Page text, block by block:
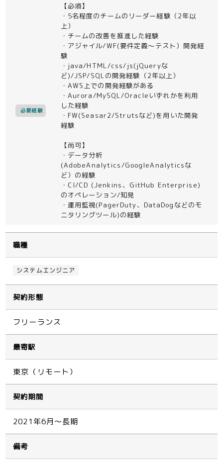
必要経験
【必須】
・5名程度のチームのリーダー経験（2年以
上）
・チームの改善を推進した経験
・アジャイル/WF(要件定義～テスト）開発経
験
・java/HTML/css/js(jQueryな
ど)/JSP/SQLの開発経験（2年以上）
・AWS上での開発経験がある
・Aurora/MySQL/Oracleいずれかを利用
した経験
・FW(Seasar2/Strutsなど)を用いた開発
経験
【尚可】
・データ分析
(AdobeAnalytics/GoogleAnalyticsな
ど）の経験
・CI/CD (Jenkins、GitHub Enterprise)
のオペレーション/知見
・運用監視(PagerDuty、DataDogなどのモ
ニタリングツール)の経験
職種
システムエンジニア
契約形態
フリーランス
最寄駅
東京（リモート）
契約期間
2021年6月～長期
備考